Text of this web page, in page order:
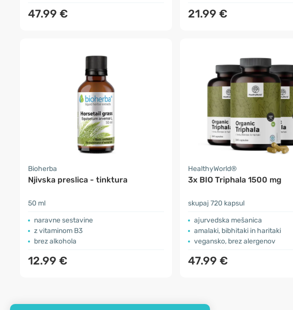
47.99 € 21.99 €
Bioherba
Njivska preslica - tinktura
50 ml
naravne sestavine
z vitaminom B3
brez alkohola
12.99 €
HealthyWorld®
3x BIO Triphala 1500 mg
skupaj 720 kapsul
ajurvedska mešanica
amalaki, bibhitaki in haritaki
vegansko, brez alergenov
47.99 €